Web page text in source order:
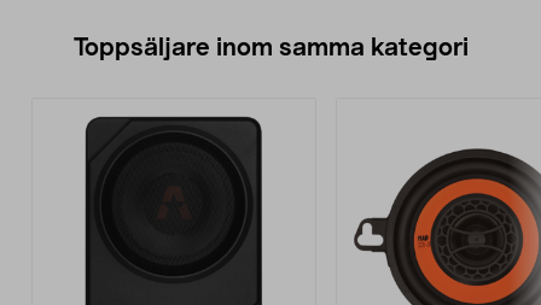
Toppsäljare inom samma kategori